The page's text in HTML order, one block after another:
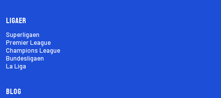
Ligaer
Superligaen
Premier League
Champions League
Bundesligaen
La Liga
Blog